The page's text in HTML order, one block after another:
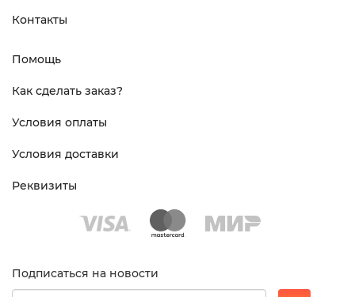
Контакты
Помощь
Как сделать заказ?
Условия оплаты
Условия доставки
Реквизиты
Подписаться на новости